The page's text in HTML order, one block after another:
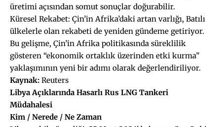
üretimi açısından somut sonuçlar doğurabilir.
Küresel Rekabet: Çin’in Afrika’daki artan varlığı, Batılı
ülkelerle olan rekabeti de yeniden gündeme getiriyor.
Bu gelişme, Çin’in Afrika politikasında süreklilik
gösteren “ekonomik ortaklık üzerinden etki kurma”
yaklaşımının yeni bir adımı olarak değerlendiriliyor.
Kaynak: Reuters
Libya Açıklarında Hasarlı Rus LNG Tankeri
Müdahalesi
Kim / Nerede / Ne Zaman